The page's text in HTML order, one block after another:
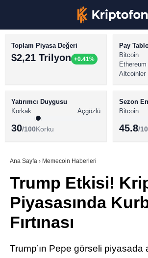
BİTCOİN HABERLERİ
ALTCOİN HABERLERİ
SÖZLÜK
Toplam Piyasa Değeri
$2,21 Trilyon +0.41%
Pay
Bitcoin
Ethereum
Altcoinler
Yatırımcı Duygusu
Korkak
Açgözlü
30/100Korku
Sezon
Bitcoin
45.8/
Ana Sayfa › Memecoin Haberleri
Trump Etkisi!
Piyasasında
Fırtınası
Trump’ın Pepe görseli piyasada